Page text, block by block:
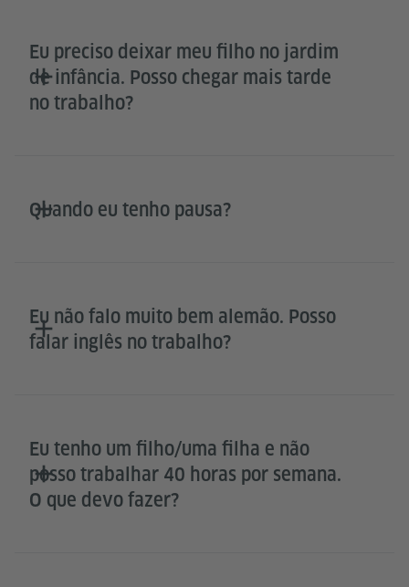
Eu preciso deixar meu filho no jardim
de infância. Posso chegar mais tarde
no trabalho?
Quando eu tenho pausa?
Eu não falo muito bem alemão. Posso
falar inglês no trabalho?
Eu tenho um filho/uma filha e não
posso trabalhar 40 horas por semana.
O que devo fazer?